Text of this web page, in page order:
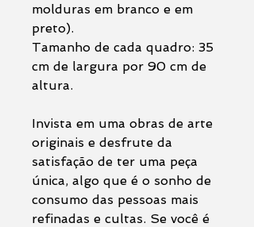
molduras em branco e em
preto).
Tamanho de cada quadro: 35
cm de largura por 90 cm de
altura.
Invista em uma obras de arte
originais e desfrute da
satisfação de ter uma peça
única, algo que é o sonho de
consumo das pessoas mais
refinadas e cultas. Se você é